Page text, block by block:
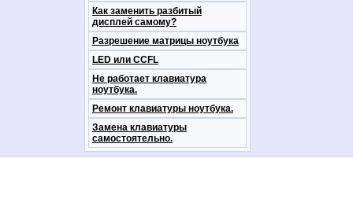
Как заменить разбитый
дисплей самому?
Разрешение матрицы ноутбука
LED или CCFL
Не работает клавиатура
ноутбука.
Ремонт клавиатуры ноутбука.
Замена клавиатуры
самостоятельно.